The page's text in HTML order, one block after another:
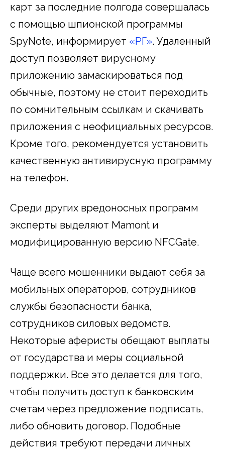
карт за последние полгода совершалась
с помощью шпионской программы
SpyNote, информирует «РГ». Удаленный
доступ позволяет вирусному
приложению замаскироваться под
обычные, поэтому не стоит переходить
по сомнительным ссылкам и скачивать
приложения с неофициальных ресурсов.
Кроме того, рекомендуется установить
качественную антивирусную программу
на телефон.
Среди других вредоносных программ
эксперты выделяют Mamont и
модифицированную версию NFCGate.
Чаще всего мошенники выдают себя за
мобильных операторов, сотрудников
службы безопасности банка,
сотрудников силовых ведомств.
Некоторые аферисты обещают выплаты
от государства и меры социальной
поддержки. Все это делается для того,
чтобы получить доступ к банковским
счетам через предложение подписать,
либо обновить договор. Подобные
действия требуют передачи личных